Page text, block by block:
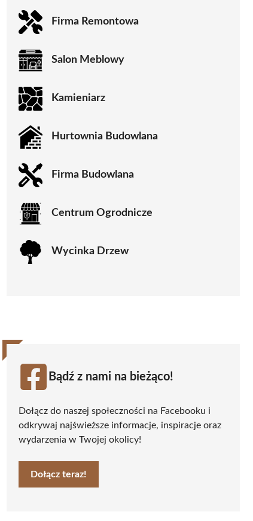
Firma Remontowa
Salon Meblowy
Kamieniarz
Hurtownia Budowlana
Firma Budowlana
Centrum Ogrodnicze
Wycinka Drzew
Bądź z nami na bieżąco!
Dołącz do naszej społeczności na Facebooku i
odkrywaj najświeższe informacje, inspiracje oraz
wydarzenia w Twojej okolicy!
Dołącz teraz!